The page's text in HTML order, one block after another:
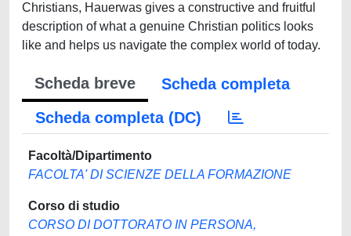
Christians, Hauerwas gives a constructive and fruitful
description of what a genuine Christian politics looks
like and helps us navigate the complex world of today.
Scheda breve
Scheda completa
Scheda completa (DC)
Facoltà/Dipartimento
FACOLTA' DI SCIENZE DELLA FORMAZIONE
Corso di studio
CORSO DI DOTTORATO IN PERSONA,